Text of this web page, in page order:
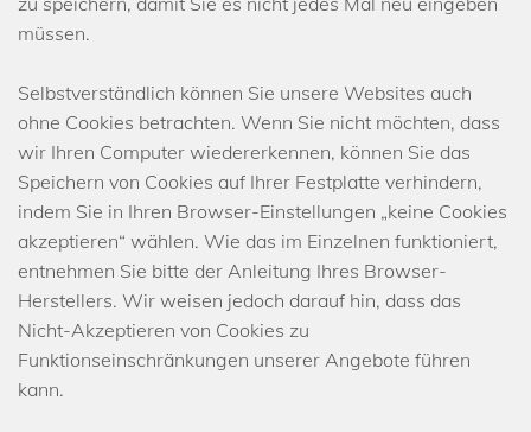
müssen.
Selbstverständlich können Sie unsere Websites auch
ohne Cookies betrachten. Wenn Sie nicht möchten, dass
wir Ihren Computer wiedererkennen, können Sie das
Speichern von Cookies auf Ihrer Festplatte verhindern,
indem Sie in Ihren Browser-Einstellungen „keine Cookies
akzeptieren“ wählen. Wie das im Einzelnen funktioniert,
entnehmen Sie bitte der Anleitung Ihres Browser-
Herstellers. Wir weisen jedoch darauf hin, dass das
Nicht-Akzeptieren von Cookies zu
Funktionseinschränkungen unserer Angebote führen
kann.